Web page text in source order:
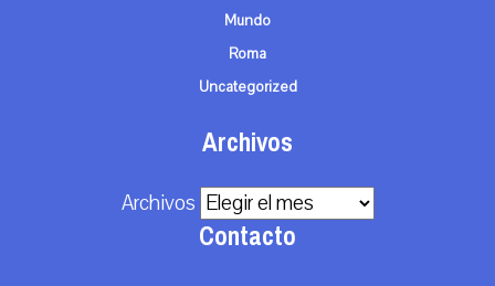
Mundo
Roma
Uncategorized
Archivos
Archivos
Contacto